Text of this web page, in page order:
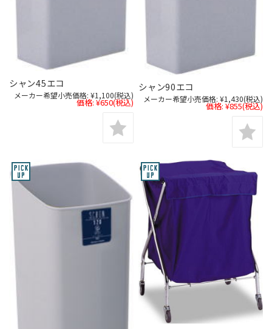
シャン45エコ
メーカー希望小売価格: ¥1,100(税込)
価格: ¥650(税込)
シャン90エコ
メーカー希望小売価格: ¥1,430(税込)
価格: ¥855(税込)